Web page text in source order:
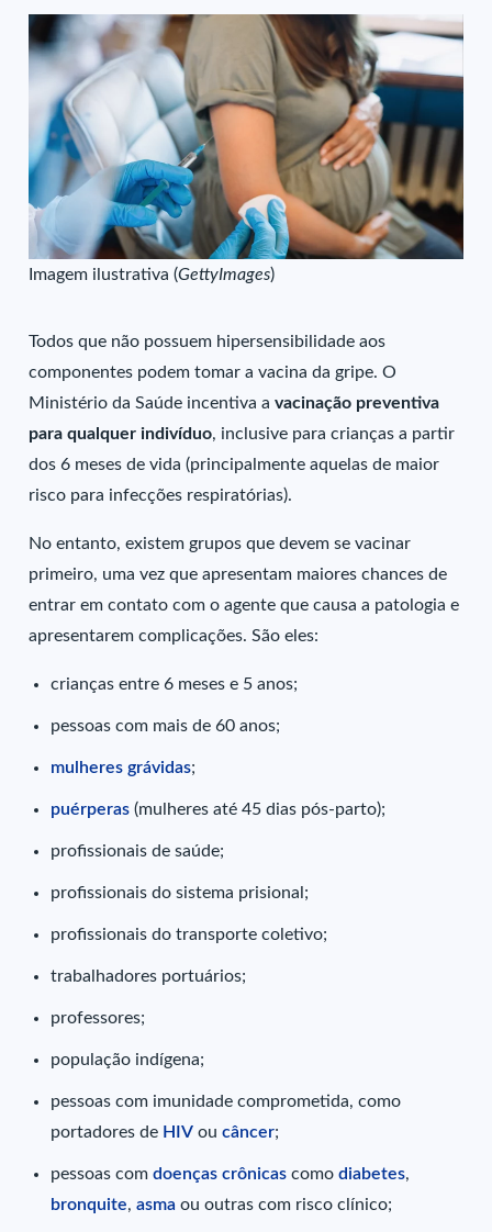
Imagem ilustrativa (GettyImages)
Todos que não possuem hipersensibilidade aos
componentes podem tomar a vacina da gripe. O
Ministério da Saúde incentiva avacinação preventiva
para qualquer indivíduo, inclusive para crianças a partir
dos 6 meses de vida (principalmente aquelas de maior
risco para infecções respiratórias).
No entanto, existem grupos que devem se vacinar
primeiro, uma vez que apresentam maiores chances de
entrar em contato com o agente que causa a patologia e
apresentarem complicações. São eles:
crianças entre 6 meses e 5 anos;
pessoas com mais de 60 anos;
mulheres grávidas;
puérperas (mulheres até 45 dias pós-parto);
profissionais de saúde;
profissionais do sistema prisional;
profissionais do transporte coletivo;
trabalhadores portuários;
professores;
população indígena;
pessoas com imunidade comprometida, como
portadores de HIV oucâncer;
pessoas comdoenças crônicas comodiabetes,
bronquite,asma ou outras com risco clínico;